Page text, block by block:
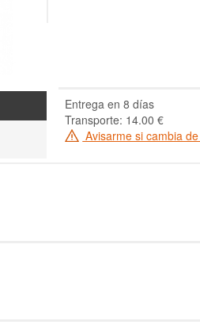
Entrega en 8 días
Transporte: 14.00 €
Avisarme si cambia